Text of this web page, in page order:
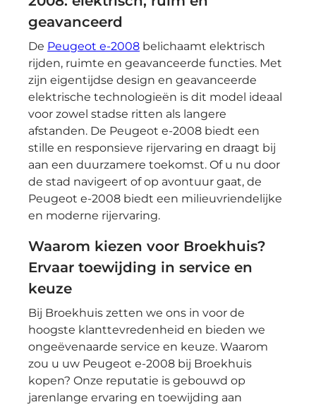
geavanceerd
De Peugeot e-2008 belichaamt elektrisch
rijden, ruimte en geavanceerde functies. Met
zijn eigentijdse design en geavanceerde
elektrische technologieën is dit model ideaal
voor zowel stadse ritten als langere
afstanden. De Peugeot e-2008 biedt een
stille en responsieve rijervaring en draagt bij
aan een duurzamere toekomst. Of u nu door
de stad navigeert of op avontuur gaat, de
Peugeot e-2008 biedt een milieuvriendelijke
en moderne rijervaring.
Waarom kiezen voor Broekhuis?
Ervaar toewijding in service en
keuze
Bij Broekhuis zetten we ons in voor de
hoogste klanttevredenheid en bieden we
ongeëvenaarde service en keuze. Waarom
zou u uw Peugeot e-2008 bij Broekhuis
kopen? Onze reputatie is gebouwd op
jarenlange ervaring en toewijding aan